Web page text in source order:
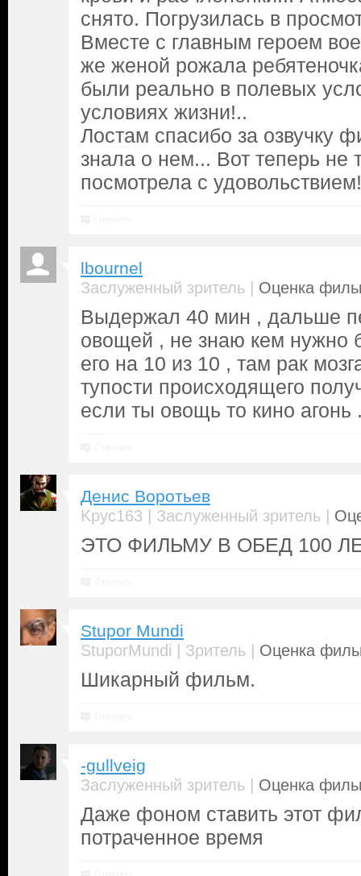
снято. Погрузилась в
Вместе с главным героем
же женой рожала
были реально в полевых
условиях жизни!..
Лостам спасибо за озвучку
знала о нем... Вот теперь не
посмотрела с удовольствием!
lbournel
Заслуженный зритель | Оценка
Выдержал 40 мин , дальше
овощей , не знаю кем нужно
его на 10 из 10 , там рак
тупости происходящего
если ты овощь то кино агонь
Денис Воротьев
Kpyc163 | Заслуженный зритель |
ЭТО ФИЛЬМУ В ОБЕД 100
Stupor Mundi
StuporMundi | Зритель | Оценка
Шикарный фильм.
-gullveig
Заслуженный зритель | Оценка
Даже фоном ставить этот
потраченное время